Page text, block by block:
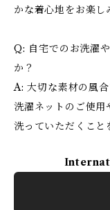
かな着心地をお楽し
Q: 自宅でのお洗濯
か？
A: 大切な素材の風
洗濯ネットのご使用
洗っていただくこと